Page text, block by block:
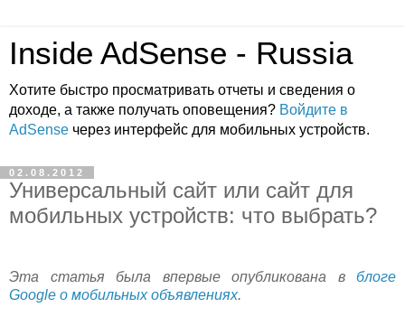
Inside AdSense - Russia
Хотите быстро просматривать отчеты и сведения о
доходе, а также получать оповещения? Войдите в
AdSense через интерфейс для мобильных устройств.
02.08.2012
Универсальный сайт или сайт для
мобильных устройств: что выбрать?
Эта статья была впервые опубликована в блоге
Google о мобильных объявлениях.